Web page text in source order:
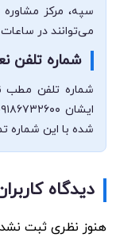
سپه، مرکز
می‌توانند در
شماره تلفن
شماره تلفن مطب
شده با این شماره
دیدگاه
هنوز نظری ثبت